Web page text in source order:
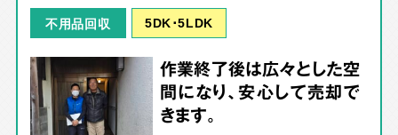
不用品回収 5DK･5LDK
作業終了後は広々とした空
間になり、安心して売却で
きます。